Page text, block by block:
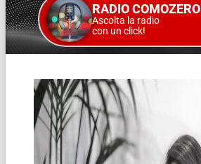
RADIO COMOZERO
Ascolta la radio
con un click!